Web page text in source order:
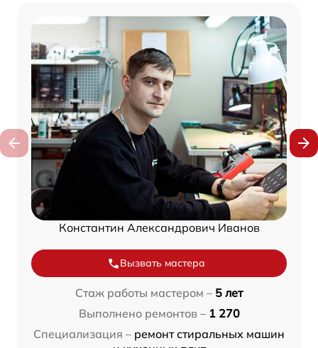
Константин Александрович Иванов
Вызвать мастера
Стаж работы мастером – 5 лет
Выполнено ремонтов – 1 270
Специализация – ремонт стиральных машин